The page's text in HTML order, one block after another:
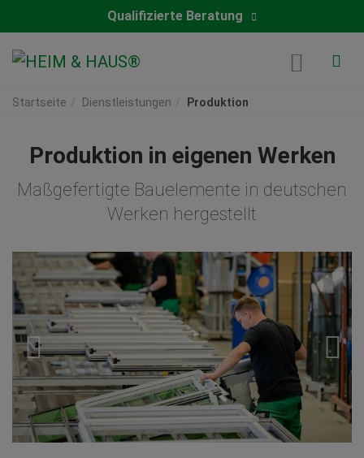
Qualifizierte Beratung
Startseite Dienstleistungen Produktion
Produktion in eigenen Werken
Maßgefertigte Bauelemente in deutschen
Werken hergestellt